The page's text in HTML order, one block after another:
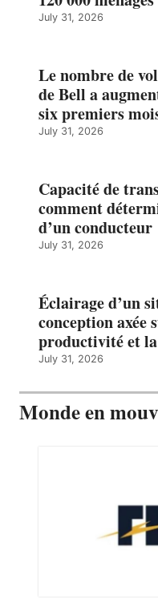
July 31, 2026
Le nombre de
de Bell a
six premiers
July 31, 2026
Capacité de
comment
d’un conducteur
July 31, 2026
Éclairage d’un
conception axée
productivité et
July 31, 2026
Monde en